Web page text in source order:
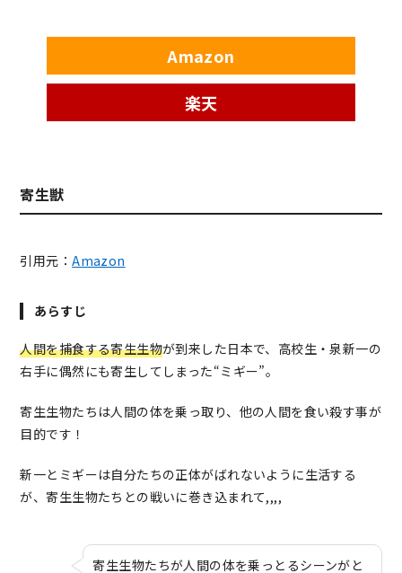
Amazon
楽天
寄生獣
引用元：Amazon
あらすじ
人間を捕食する寄生生物が到来した日本で、高校生・泉新一の
右手に偶然にも寄生してしまった“ミギー”。
寄生生物たちは人間の体を乗っ取り、他の人間を食い殺す事が
目的です！
新一とミギーは自分たちの正体がばれないように生活する
が、寄生生物たちとの戦いに巻き込まれて,,,,
寄生生物たちが人間の体を乗っとるシーンがと